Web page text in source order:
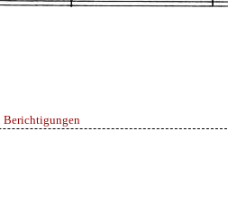
Berichtigungen